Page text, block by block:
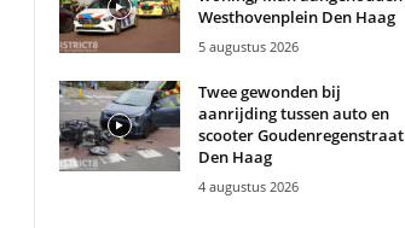
Westhovenplein Den Haag
5 augustus 2026
Twee gewonden bij
aanrijding tussen auto en
scooter Goudenregenstraat
Den Haag
4 augustus 2026